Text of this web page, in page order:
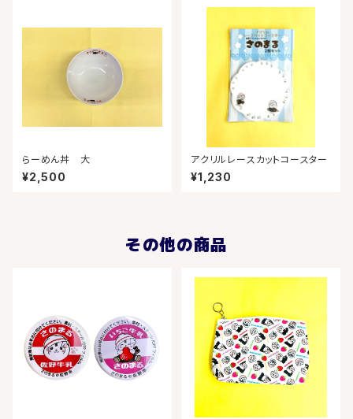
らーめん丼 大
¥2,500
アクリルレースカットコースター
¥1,230
その他の商品